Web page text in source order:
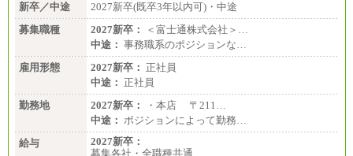
新卒／中途
2027新卒(既卒3年以内可)・中途
募集職種
2027新卒：
＜富士通株式会社＞…
中途： 事務職系のポジションな…
雇用形態
2027新卒： 正社員
中途： 正社員
勤務地
2027新卒：
・本店 〒211…
中途： ポジションによって勤務…
給与
2027新卒：
募集各社・全職種共通